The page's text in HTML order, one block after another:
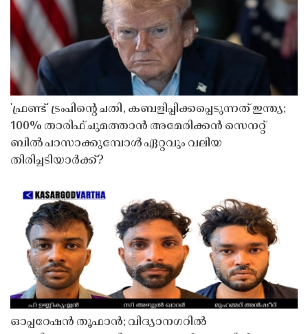
'ഫ്രണ്ട്' ട്രംപിന്റെ ചതി, കബളിപ്പിക്കപ്പെടുന്നത് ഇന്ത്യ;
100% താരിഫ് ചുമത്താൻ അമേരിക്കൻ സെനറ്റ്
ബിൽ പാസാക്കുമ്പോൾ ഏറ്റവും വലിയ
തിരിച്ചടിയാർക്ക്?
ഓപ്പറേഷൻ തൂഫാൻ; വിദ്യാനഗറിൽ